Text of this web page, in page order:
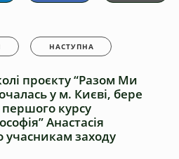
НАСТУПНА
проєкту “Разом Ми
у м. Києві, бере
першого курсу
Анастасія
заходу